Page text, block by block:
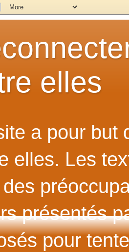
elles
a pour but
elles. Les
présentés
pour